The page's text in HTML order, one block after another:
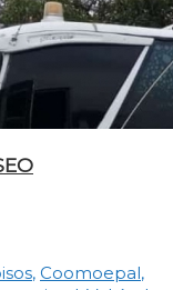
, Coomoepal,